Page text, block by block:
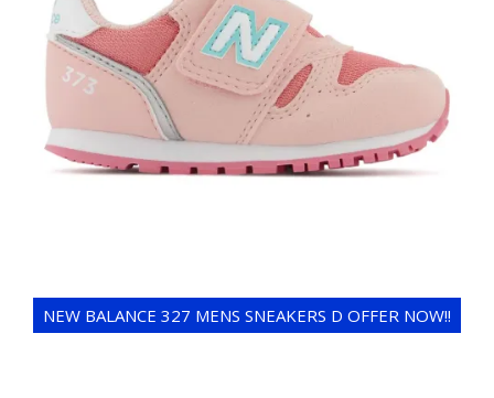
NEW BALANCE 327 MENS SNEAKERS D OFFER NOW!!